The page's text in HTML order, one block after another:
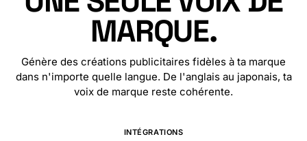
MARQUE.
Génère des créations publicitaires fidèles à ta marque
dans n'importe quelle langue. De l'anglais au japonais, ta
voix de marque reste cohérente.
🇨🇿 🇩🇰
🇪🇹
INTÉGRATIONS